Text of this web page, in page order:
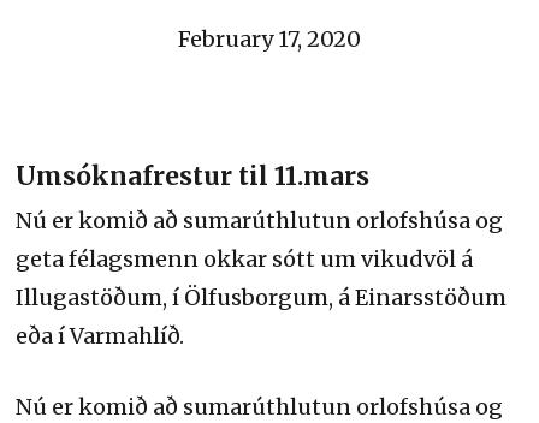
February 17, 2020
Umsóknafrestur til 11.mars
Nú er komið að sumarúthlutun orlofshúsa og
geta félagsmenn okkar sótt um vikudvöl á
Illugastöðum, í Ölfusborgum, á Einarsstöðum
eða í Varmahlíð.
Nú er komið að sumarúthlutun orlofshúsa og